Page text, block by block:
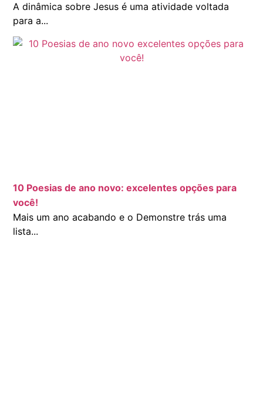
A dinâmica sobre Jesus é uma atividade voltada
para a...
10 Poesias de ano novo: excelentes opções para
você!
Mais um ano acabando e o Demonstre trás uma
lista...